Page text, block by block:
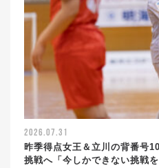
2026.07.31
昨季得点女王＆立川の背番号
挑戦へ「今しかできない挑戦